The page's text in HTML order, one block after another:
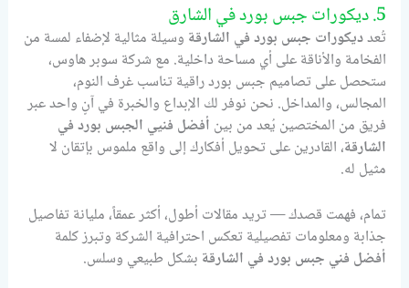
5. ديكورات جبس بورد في الشارق
تُعدديكورات جبس بورد في الشارقة وسيلة مثالية لإضفاء لمسة من
الفخامة والأناقة على أي مساحة داخلية. مع شركة سوبر هاوس،
ستحصل على تصاميم جبس بورد راقية تناسب غرف النوم،
المجالس، والمداخل. نحن نوفر لك الإبداع والخبرة في آنٍ واحد عبر
فريق من المختصين يُعد من بين أفضل فنيي الجبس بورد في
الشارقة، القادرين على تحويل أفكارك إلى واقع ملموس بإتقان لا
مثيل له.
تمام، فهمت قصدك — تريد مقالات أطول، أكثر عمقاً، مليانة تفاصيل
جذابة ومعلومات تفصيلية تعكس احترافية الشركة وتبرز كلمة
أفضل فني جبس بورد في الشارقة بشكل طبيعي وسلس.